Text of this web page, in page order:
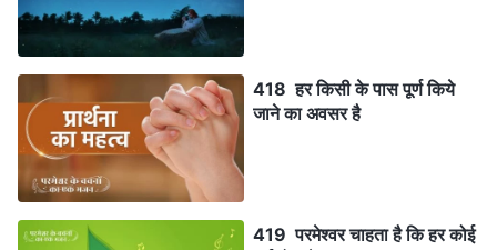
418 हर किसी के पास पूर्ण किये
जाने का अवसर है
419 परमेश्वर चाहता है कि हर कोई